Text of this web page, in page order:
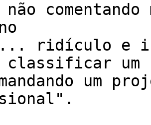
não
ridículo e
classificar um
um